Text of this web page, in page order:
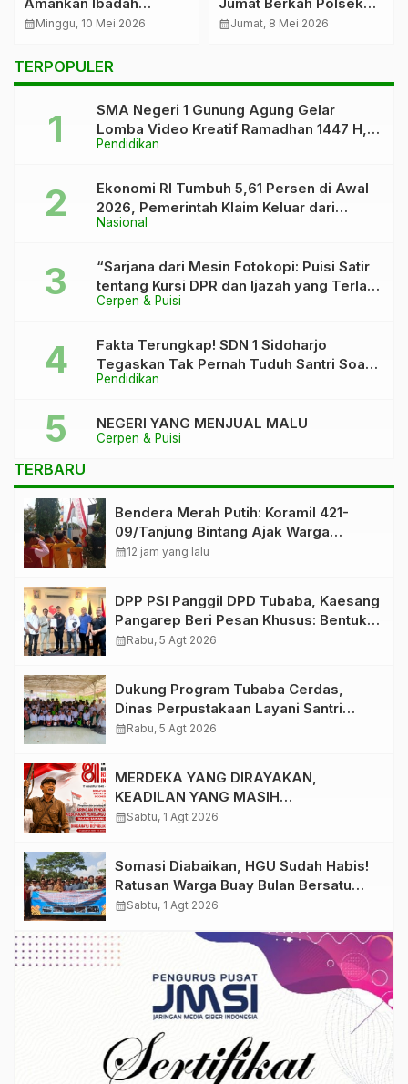
Minggu dan Gelar
Gereja Pantekosta Daya
Murni
calendar_monthMinggu, 10 Mei 2026
Lambu Kibang Sentuh
calendar_monthJumat, 8 Mei 2026
TERPOPULER
Pendidikan
SMA Negeri 1 Gunung Agung Gelar
Lomba Video Kreatif Ramadhan 1447 H,
Asah Bakat dan Pererat Kebersamaan
Nasional
Ekonomi RI Tumbuh 5,61 Persen di Awal
2026, Pemerintah Klaim Keluar dari
“Kutukan” 5 Persen
Cerpen & Puisi
“Sarjana dari Mesin Fotokopi: Puisi Satir
tentang Kursi DPR dan Ijazah yang Terlalu
Rapi”
Pendidikan
Fakta Terungkap! SDN 1 Sidoharjo
Tegaskan Tak Pernah Tuduh Santri Soal
Kaca Pecah
Cerpen & Puisi
NEGERI YANG MENJUAL MALU
TERBARU
Bendera Merah Putih: Koramil 421-
09/Tanjung Bintang Ajak Warga
Kibarkan Bendera, Kobarkan
calendar_month12 jam yang lalu
DPP PSI Panggil DPD Tubaba, Kaesang
Pangarep Beri Pesan Khusus: Bentuk
Struktur Hingga TPS Demi
calendar_monthRabu, 5 Agt 2026
Dukung Program Tubaba Cerdas,
Dinas Perpustakaan Layani Santri
Ponpes Darul Hidayah Al Anshori
calendar_monthRabu, 5 Agt 2026
MERDEKA YANG DIRAYAKAN,
KEADILAN YANG MASIH
DIPERJUANGKAN
calendar_monthSabtu, 1 Agt 2026
Somasi Diabaikan, HGU Sudah Habis!
Ratusan Warga Buay Bulan Bersatu
Beri Peringatan Terakhir Ke PTPN 1
calendar_monthSabtu, 1 Agt 2026